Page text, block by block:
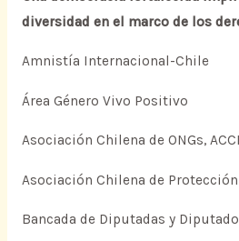
diversidad en el marco de los
Amnistía Internacional-Chile
Área Género Vivo Positivo
Asociación Chilena de ONGs,
Asociación Chilena de Protección
Bancada de Diputadas y